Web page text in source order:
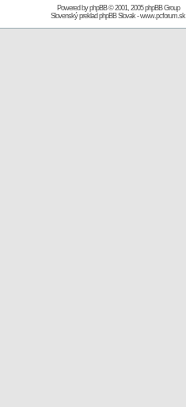
Powered byphpBB© 2001, 2005 phpBB Group
Slovenský preklad phpBB Slovak-www.pcforum.sk